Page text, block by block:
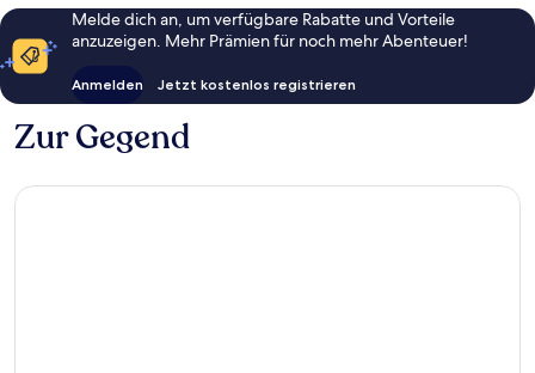
Melde dich an, um verfügbare Rabatte und Vorteile
anzuzeigen. Mehr Prämien für noch mehr Abenteuer!
Anmelden Jetzt kostenlos registrieren
Zur Gegend